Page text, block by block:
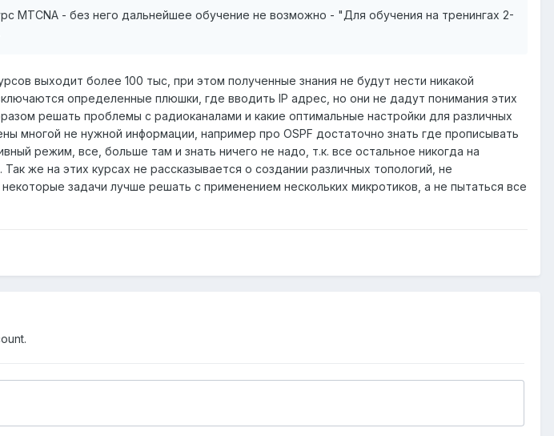
MTCNA - без него дальнейшее обучение не возможно - "Для обучения на тренингах 2-
выходит более 100 тыс, при этом полученные знания не будут нести никакой
определенные плюшки, где вводить IP адрес, но они не дадут понимания этих
решать проблемы с радиоканалами и какие оптимальные настройки для различных
многой не нужной информации, например про OSPF достаточно знать где прописывать
режим, все, больше там и знать ничего не надо, т.к. все остальное никогда на
же на этих курсах не рассказывается о создании различных топологий, не
задачи лучше решать с применением нескольких микротиков, а не пытаться все